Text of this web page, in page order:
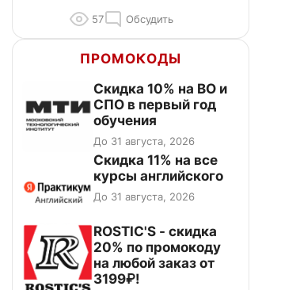
57 Обсудить
ПРОМОКОДЫ
Скидка 10% на ВО и
СПО в первый год
обучения
До 31 августа, 2026
Скидка 11% на все
курсы английского
До 31 августа, 2026
ROSTIC'S - скидка
20% по промокоду
на любой заказ от
3199₽!